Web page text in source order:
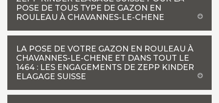
POSE DE TOUS TYPE DE GAZON EN
ROULEAU À CHAVANNES-LE-CHENE
LA POSE DE VOTRE GAZON EN ROULEAU À
CHAVANNES-LE-CHENE ET DANS TOUT LE
1464 : LES ENGAGEMENTS DE ZEPP KINDER
ELAGAGE SUISSE